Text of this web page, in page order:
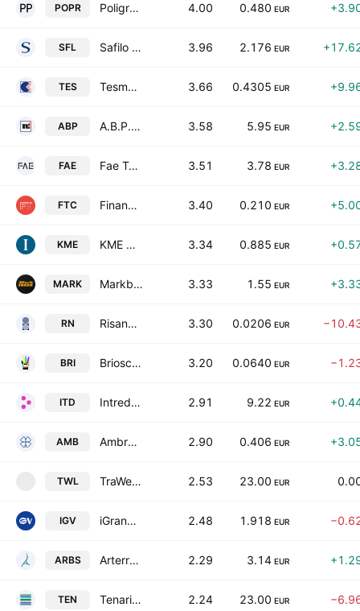
POPR Poligrafici Printing S.p.A. 4.00 0.480 EUR
SFL Safilo Group S.p.A. 3.96 2.176 EUR
TES Tesmec S.p.A. 3.66 0.4305 EUR
ABP A.B.P. Nocivelli S.p.A. 3.58 5.95 EUR
FAE Fae Technology S.P.A 3.51 3.78 EUR
FTC Finanza.tech S.p.A. 3.40 0.210 EUR
KME KME Group S.p.A. 3.34 0.885 EUR
MARK Markbass S.P.A. 3.33 1.55 EUR
RN Risanamento S.p.A. 3.30 0.0206 EUR
BRI Brioschi Sviluppo Immobiliare S.p.A. 3.20 0.0640 EUR
ITD Intred SpA 2.91 9.22 EUR
AMB Ambromobiliare S.p.A. 2.90 0.406 EUR
TWL TraWell Co S.p.A. 2.53 23.00 EUR
IGV iGrandiViaggi S.p.A. 2.48 1.918 EUR
ARBS Arterra Bioscience SpA 2.29 3.14 EUR
TEN Tenaris S.A. 2.24 23.00 EUR